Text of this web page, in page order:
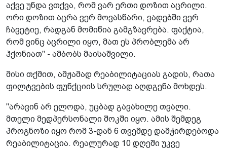
აქვე უნდა ვთქვა, რომ ვარ ერთი დოზით აცრილი.
ორი დოზით აცრა ვერ მოვასწარი, ვადებში ვერ
ჩავეტიე, რადგან მომიწია გამგზავრება. ფაქტია,
რომ ვინც აცრილი იყო, მათ ეს პრობლემა არ
ჰქონიათ" - ამბობს მაისაშვილი.
მისი თქმით, ამჟამად რეაბილიტაციას გადის, რათა
ფილტვების ფუნქციის სრულად აღდგენა მოხდეს.
"არავინ არ ელოდა, უცბად გავახილე თვალი.
მთელი მედპერსონალი შოკში იყო. ამის შემდეგ
პროგნოზი იყო რომ 3-დან 6 თვემდე დამჭირდებოდა
რეაბილიტაცია. რეალურად 10 დღეში უკვე